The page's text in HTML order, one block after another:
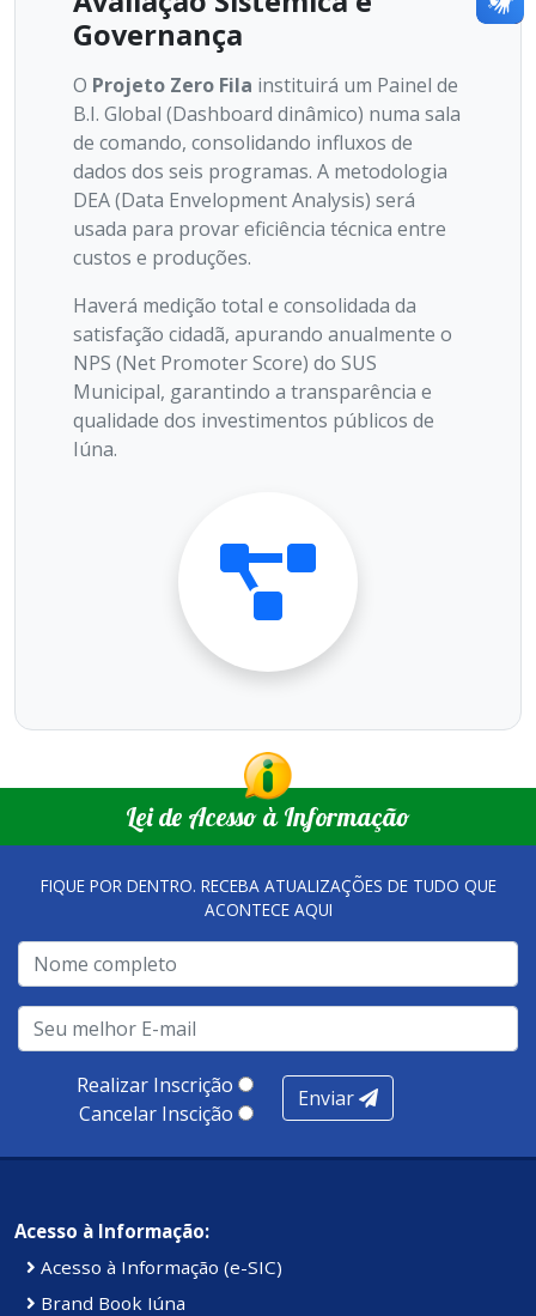
Governança
O Projeto Zero Fila instituirá um Painel de
B.I. Global (Dashboard dinâmico) numa sala
de comando, consolidando influxos de
dados dos seis programas. A metodologia
DEA (Data Envelopment Analysis) será
usada para provar eficiência técnica entre
custos e produções.
Haverá medição total e consolidada da
satisfação cidadã, apurando anualmente o
NPS (Net Promoter Score) do SUS
Municipal, garantindo a transparência e
qualidade dos investimentos públicos de
Iúna.
Lei de Acesso à Informação
FIQUE POR DENTRO. RECEBA ATUALIZAÇÕES DE TUDO QUE
ACONTECE AQUI
Realizar Inscrição
Cancelar Inscição
Enviar
Acesso à Informação:
Acesso à Informação (e-SIC)
Brand Book Iúna